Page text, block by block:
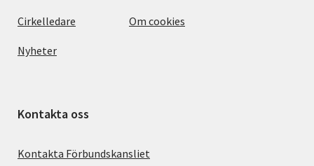
Cirkelledare
Nyheter
Om cookies
Kontakta oss
Kontakta Förbundskansliet